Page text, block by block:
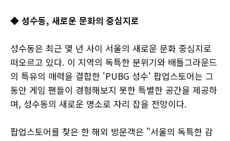
◆ 성수동, 새로운 문화의 중심지로
성수동은 최근 몇 년 사이 서울의 새로운 문화 중심지로
떠오르고 있다. 이 지역의 독특한 분위기와 배틀그라운드
의 특유의 매력을 결합한 'PUBG 성수' 팝업스토어는 그
동안 게임 팬들이 경험해보지 못한 특별한 공간을 제공하
며, 성수동의 새로운 명소로 자리 잡을 전망이다.
팝업스토어를 찾은 한 해외 방문객은 "서울의 독특한 감